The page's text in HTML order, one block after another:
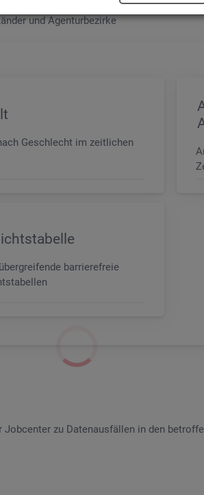
dif­fe­ren­ziert nach dem
und Agen­tur­be­zir­ke
Geschlecht im zeitlichen
barrierefreie
zu Da­ten­aus­fäl­len in den